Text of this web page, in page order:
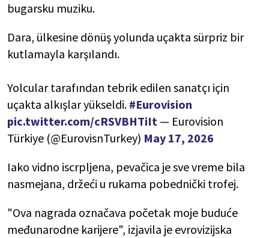
bugarsku muziku.
Dara, ülkesine dönüş yolunda uçakta sürpriz bir
kutlamayla karşılandı.
Yolcular tarafından tebrik edilen sanatçı için
uçakta alkışlar yükseldi. #Eurovision
pic.twitter.com/cRSVBHTiIt — Eurovision
Türkiye (@EurovisnTurkey) May 17, 2026
Iako vidno iscrpljena, pevačica je sve vreme bila
nasmejana, držeći u rukama pobednički trofej.
"Ova nagrada označava početak moje buduće
međunarodne karijere", izjavila je evrovizijska